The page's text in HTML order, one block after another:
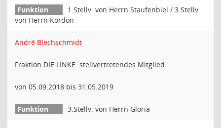
1.Stellv. von Herrn Staufenbiel / 3.Stellv.
von Herrn Kordon
André Blechschmidt
Fraktion DIE LINKE. stellvertretendes Mitglied
von 05.09.2018 bis 31.05.2019
3.Stellv. von Herrn Gloria